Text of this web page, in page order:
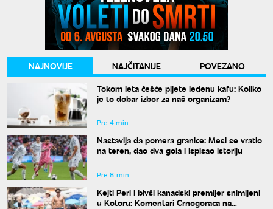
NAJNOVIJE NAJČITANIJE
POVEZANO
Tokom leta češće pijete ledenu kafu: Koliko
je to dobar izbor za naš organizam?
Pre 4 min
Nastavlja da pomera granice: Mesi se vratio
na teren, dao dva gola i ispisao istoriju
Pre 8 min
Kejti Peri i bivši kanadski premijer snimljeni
u Kotoru: Komentari Crnogoraca na